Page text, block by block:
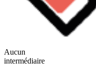
Aucun
intermédiaire